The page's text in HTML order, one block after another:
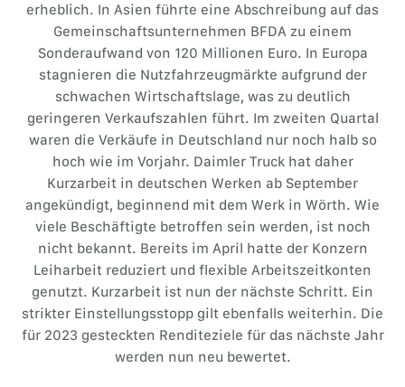
erheblich. In Asien führte eine Abschreibung auf das
Gemeinschaftsunternehmen BFDA zu einem
Sonderaufwand von 120 Millionen Euro. In Europa
stagnieren die Nutzfahrzeugmärkte aufgrund der
schwachen Wirtschaftslage, was zu deutlich
geringeren Verkaufszahlen führt. Im zweiten Quartal
waren die Verkäufe in Deutschland nur noch halb so
hoch wie im Vorjahr. Daimler Truck hat daher
Kurzarbeit in deutschen Werken ab September
angekündigt, beginnend mit dem Werk in Wörth. Wie
viele Beschäftigte betroffen sein werden, ist noch
nicht bekannt. Bereits im April hatte der Konzern
Leiharbeit reduziert und flexible Arbeitszeitkonten
genutzt. Kurzarbeit ist nun der nächste Schritt. Ein
strikter Einstellungsstopp gilt ebenfalls weiterhin. Die
für 2023 gesteckten Renditeziele für das nächste Jahr
werden nun neu bewertet.